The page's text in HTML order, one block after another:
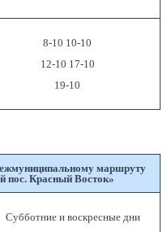
8-10 10-10
12-10 17-10
19-10
маршруту
пос. Красный Восток»
Субботние и воскресные дни